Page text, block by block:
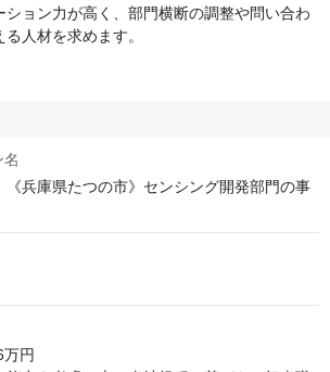
ョン力が高く、部門横断の調整や問い合わ
人材を求めます。
《兵庫県たつの市》センシング開発部門の事
円